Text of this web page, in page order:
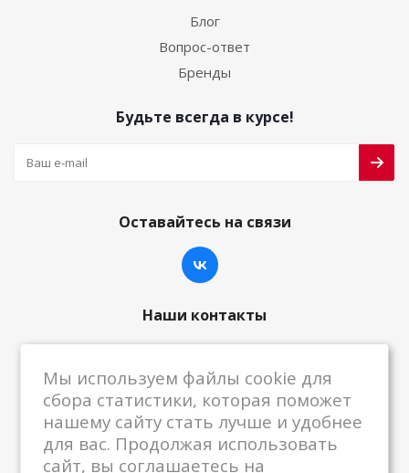
Блог
Вопрос-ответ
Бренды
Будьте всегда в курсе!
Оставайтесь на связи
Наши контакты
centrkkm@centrkkm.ru
185005, г. Петрозаводск, ул. Промышленная,
1/26
Мы используем файлы cookie для
сбора статистики, которая поможет
нашему сайту стать лучше и удобнее
для вас. Продолжая использовать
сайт, вы соглашаетесь на